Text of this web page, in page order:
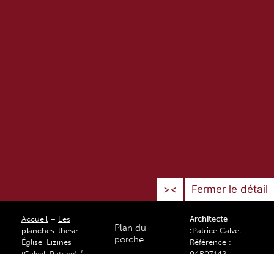
>< Fermer le détail
Accueil – Les
planches-these –
Église, Lizines
Plan du
porche.
Architecte
:Patrice Calvel
Référence :